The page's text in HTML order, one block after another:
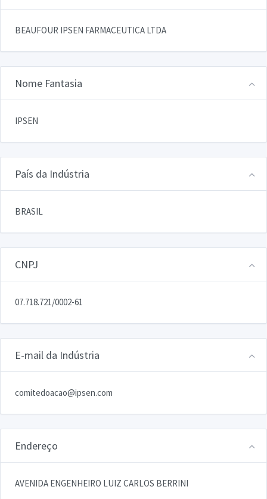
BEAUFOUR IPSEN FARMACEUTICA LTDA
Nome Fantasia
IPSEN
País da Indústria
BRASIL
CNPJ
07.718.721/0002-61
E-mail da Indústria
comitedoacao@ipsen.com
Endereço
AVENIDA ENGENHEIRO LUIZ CARLOS BERRINI